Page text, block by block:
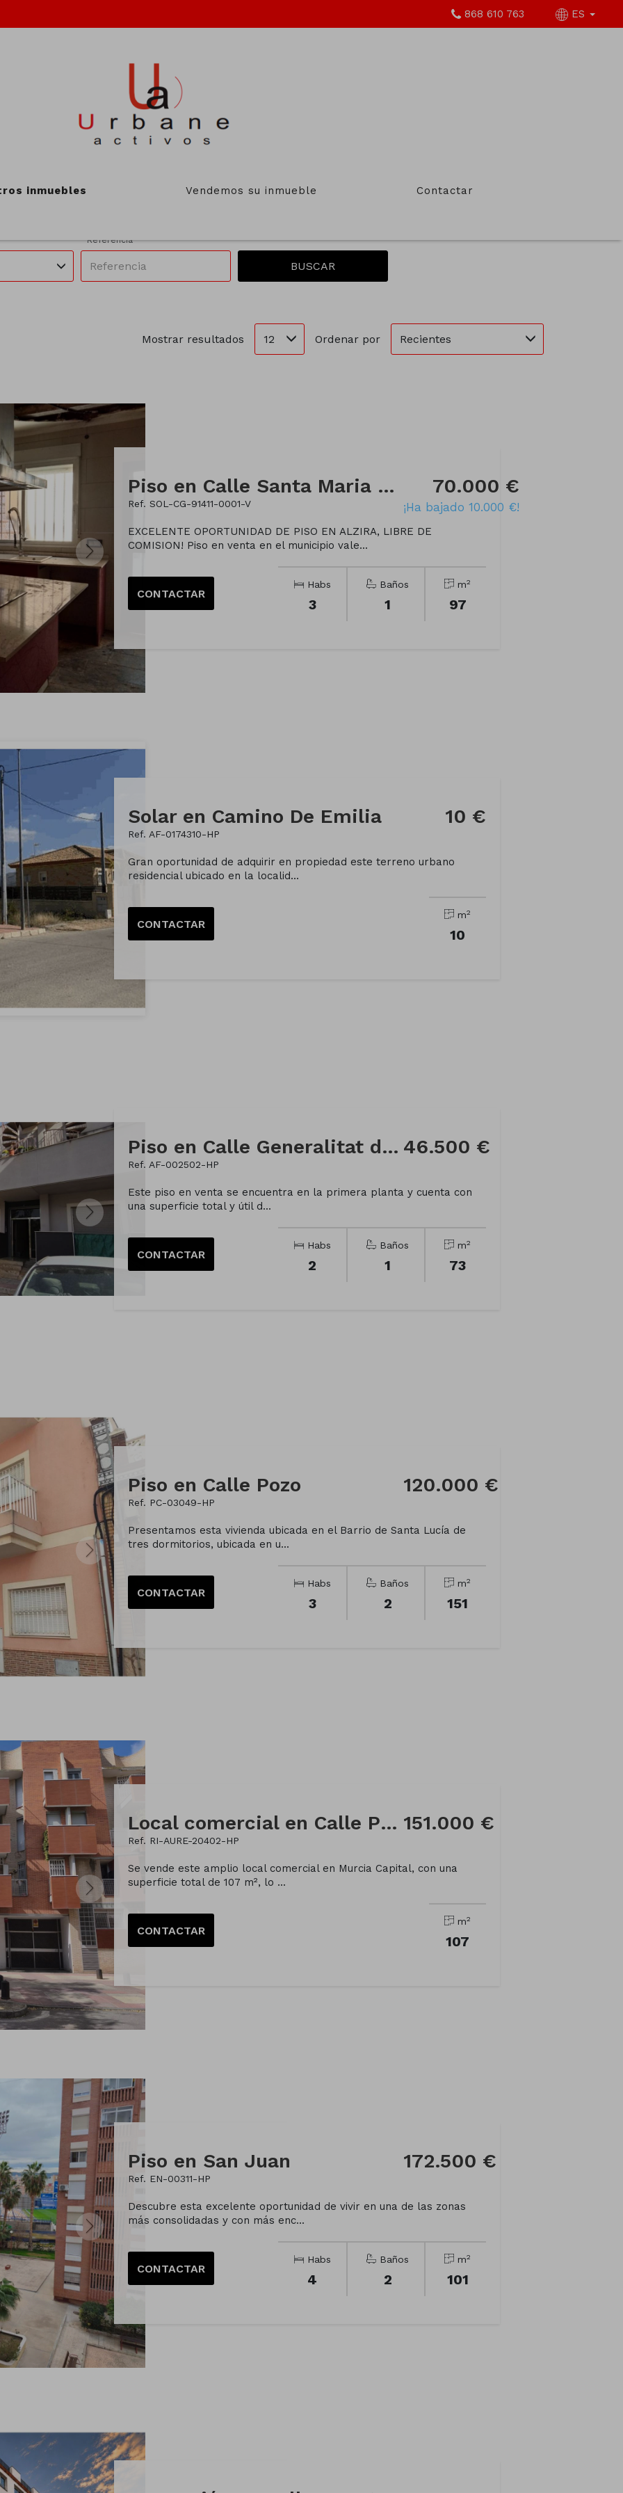
868 610 763 ES
inmuebles Vendemos su inmueble Contactar
EN VENTA DE URBANE MAI
Referencia
BUSCAR
Mostrar resultados 12 Ordenar por Recientes
Piso en Calle Santa Maria del Bonaire
Ref. SOL-CG-91411-0001-V
70.000 €
¡Ha bajado 10.000 €!
EXCELENTE OPORTUNIDAD DE PISO EN ALZIRA, LIBRE DE
COMISION! Piso en venta en el municipio vale...
CONTACTAR
Habs
3
Baños
1
m2
97
Solar en Camino De Emilia
Ref. AF-0174310-HP
10 €
Gran oportunidad de adquirir en propiedad este terreno urbano
residencial ubicado en la localid...
CONTACTAR
m2
10
Piso en Calle Generalitat de Cataluña
Ref. AF-002502-HP
46.500 €
Este piso en venta se encuentra en la primera planta y cuenta con
una superficie total y útil d...
CONTACTAR
Habs
2
Baños
1
m2
73
Piso en Calle Pozo
Ref. PC-03049-HP
120.000 €
Presentamos esta vivienda ubicada en el Barrio de Santa Lucía de
tres dormitorios, ubicada en u...
CONTACTAR
Habs
3
Baños
2
m2
151
Local comercial en Calle Paseo Ing Sebastian Feringan
Ref. RI-AURE-20402-HP
151.000 €
Se vende este amplio local comercial en Murcia Capital, con una
superficie total de 107 m², lo ...
CONTACTAR
m2
107
Piso en San Juan
Ref. EN-00311-HP
172.500 €
Descubre esta excelente oportunidad de vivir en una de las zonas
más consolidadas y con más enc...
CONTACTAR
Habs
4
Baños
2
m2
101